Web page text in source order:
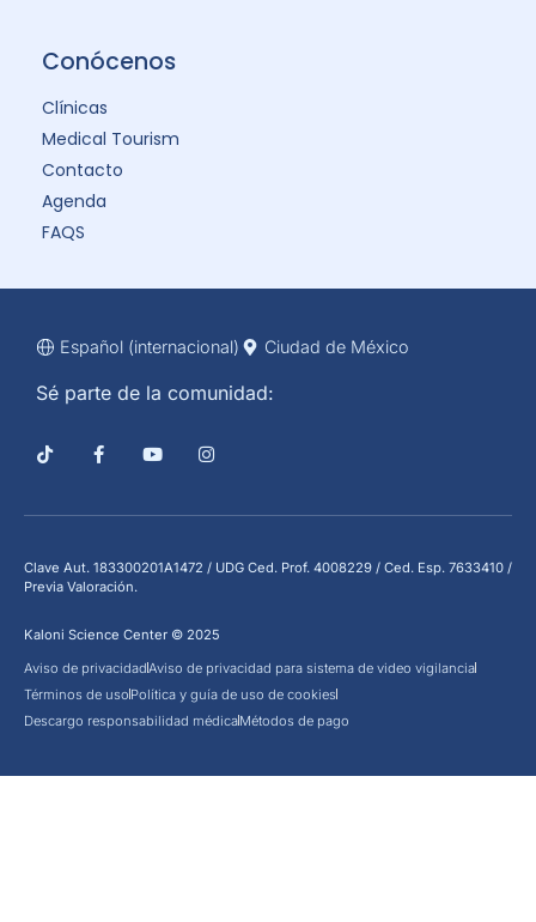
Conócenos
Clínicas
Medical Tourism
Contacto
Agenda
FAQS
Español (internacional) Ciudad de México
Sé parte de la comunidad:
Clave Aut. 183300201A1472 / UDG Ced. Prof. 4008229 / Ced. Esp. 7633410 /
Previa Valoración.
Kaloni Science Center © 2025
Aviso de privacidadAviso de privacidad para sistema de video vigilancia
Términos de uso Política y guía de uso de cookies
Descargo responsabilidad médicaMétodos de pago